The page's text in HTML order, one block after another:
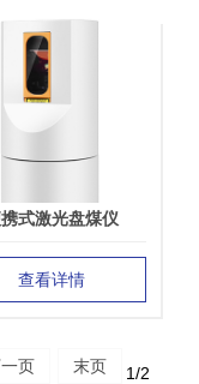
式激光盘煤仪
查看详情
页 末页 1/2